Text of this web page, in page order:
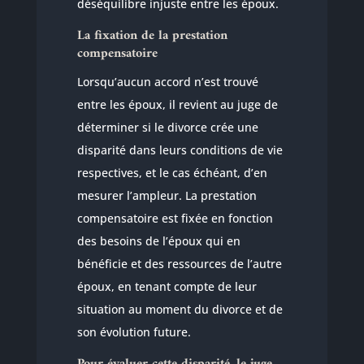
déséquilibre injuste entre les époux.
La fixation de la prestation
compensatoire
Lorsqu’aucun accord n’est trouvé
entre les époux, il revient au juge de
déterminer si le divorce crée une
disparité dans leurs conditions de vie
respectives, et le cas échéant, d’en
mesurer l’ampleur. La prestation
compensatoire est fixée en fonction
des besoins de l’époux qui en
bénéficie et des ressources de l’autre
époux, en tenant compte de leur
situation au moment du divorce et de
son évolution future.